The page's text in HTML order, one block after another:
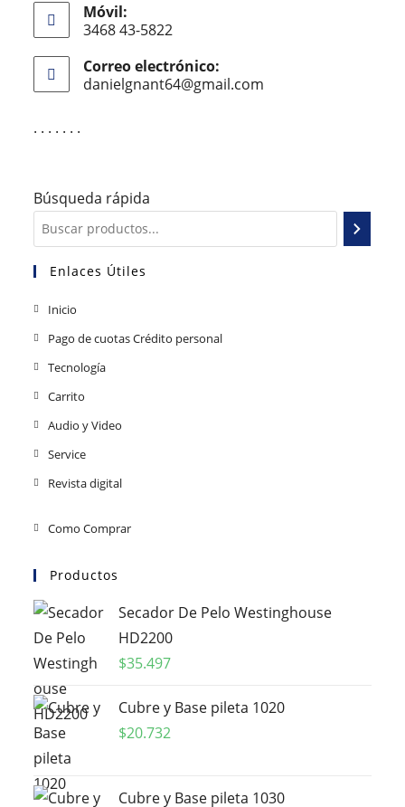
Móvil:
3468 43-5822
Correo electrónico:
danielgnant64@gmail.com
. . . . . . .
Búsqueda rápida
Enlaces Útiles
Inicio
Pago de cuotas Crédito personal
Tecnología
Carrito
Audio y Video
Service
Revista digital
Como Comprar
Productos
Secador De Pelo Westinghouse
HD2200
$35.497
Cubre y Base pileta 1020
$20.732
Cubre y Base pileta 1030